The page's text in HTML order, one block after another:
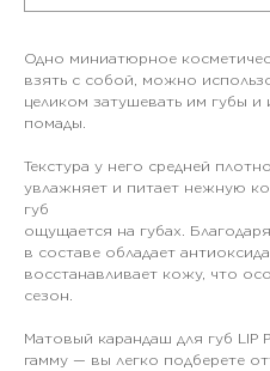
Одно миниатюрное
взять с собой, можно
целиком затушевать им губы и
помады.
Текстура у него средней
увлажняет и питает нежную
губ
ощущается на губах.
в составе обладает
восстанавливает кожу, что
сезон.
Матовый карандаш для губ LIP
гамму — вы легко подберете